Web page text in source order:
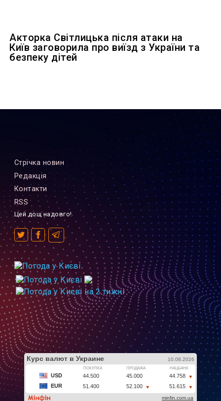
Акторка Світлицька після атаки на
Київ заговорила про виїзд з України та
безпеку дітей
Стрiчка новин
Редакцiя
Контакти
RSS
Цей дощ надовго!